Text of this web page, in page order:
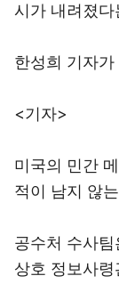
시가 내려졌
한성희 기자
<기자>
미국의 민간
적이 남지 않
공수처 수사
상호 정보사